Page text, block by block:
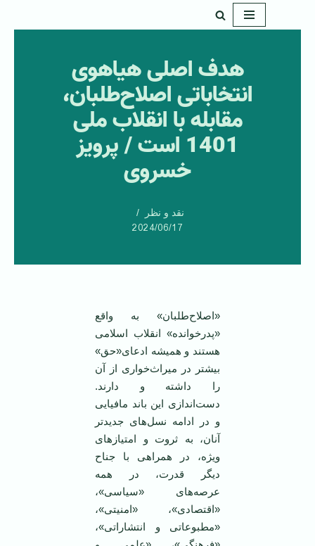
هدف اصلی هیاهوی
انتخاباتی اصلاح‌طلبان،
مقابله با انقلاب ملی
1401 است / پرویز
خسروی
نقد و نظر
2024/06/17
«اصلاح‌طلبان» به واقع
«پدرخوانده» انقلاب اسلامی
هستند و همیشه ادعای«حق»
بیشتر در میراث‌خواری از آن
را داشته و دارند.
دست‌اندازی این باند مافیایی
و در ادامه نسل‌های جدیدتر
آنان، به ثروت و امتیازهای
ویژه، در همراهی با جناح
دیگر قدرت، در همه
عرصه‌های «سیاسی»،
«اقتصادی»، «امنیتی»،
«مطبوعاتی و انتشاراتی»،